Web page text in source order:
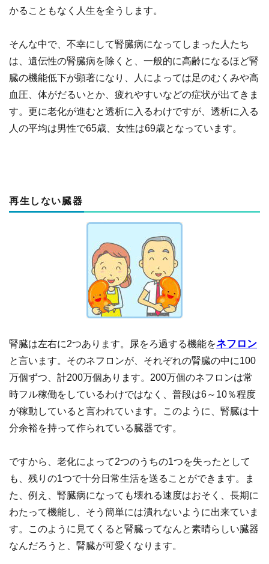
かることもなく人生を全うします。
そんな中で、不幸にして腎臓病になってしまった人たち
は、遺伝性の腎臓病を除くと、一般的に高齢になるほど腎
臓の機能低下が顕著になり、人によっては足のむくみや高
血圧、体がだるいとか、疲れやすいなどの症状が出てきま
す。更に老化が進むと透析に入るわけですが、透析に入る
人の平均は男性で65歳、女性は69歳となっています。
再生しない臓器
腎臓は左右に2つあります。尿をろ過する機能をネフロン
と言います。そのネフロンが、それぞれの腎臓の中に100
万個ずつ、計200万個あります。200万個のネフロンは常
時フル稼働をしているわけではなく、普段は6～10％程度
が稼動していると言われています。このように、腎臓は十
分余裕を持って作られている臓器です。
ですから、老化によって2つのうちの1つを失ったとして
も、残りの1つで十分日常生活を送ることができます。ま
た、例え、腎臓病になっても壊れる速度はおそく、長期に
わたって機能し、そう簡単には潰れないように出来ていま
す。このように見てくると腎臓ってなんと素晴らしい臓器
なんだろうと、腎臓が可愛くなります。